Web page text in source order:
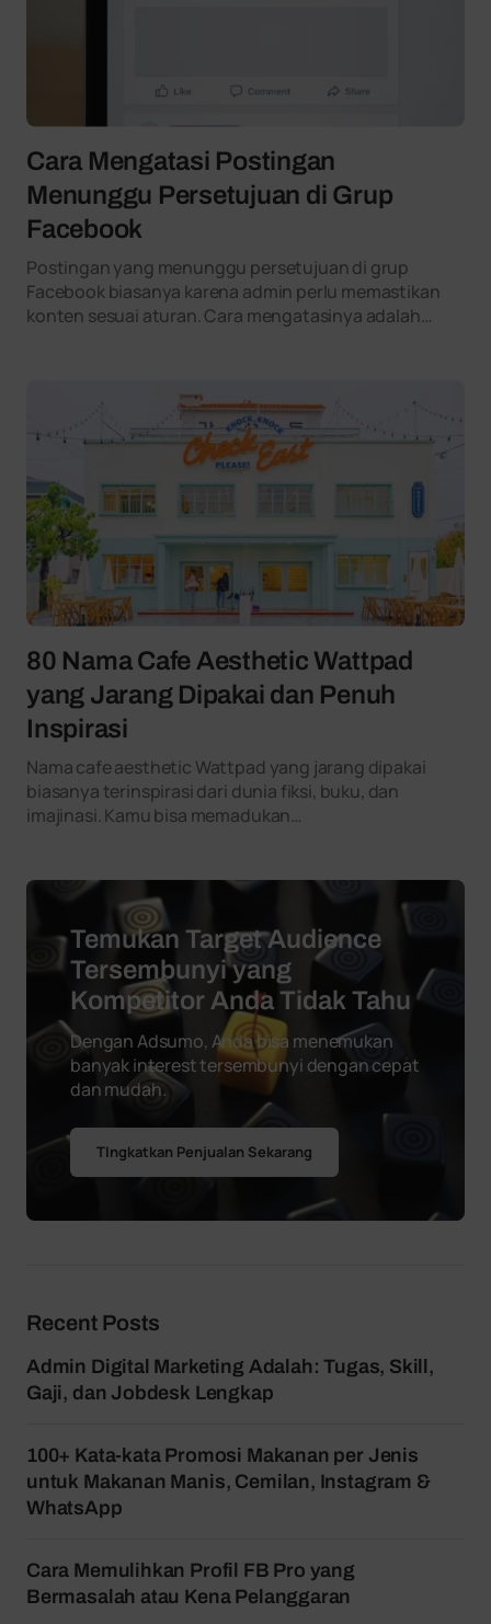
Cara Mengatasi Postingan
Menunggu Persetujuan di Grup
Facebook
Postingan yang menunggu persetujuan di grup
Facebook biasanya karena admin perlu memastikan
konten sesuai aturan. Cara mengatasinya adalah…
80 Nama Cafe Aesthetic Wattpad
yang Jarang Dipakai dan Penuh
Inspirasi
Nama cafe aesthetic Wattpad yang jarang dipakai
biasanya terinspirasi dari dunia fiksi, buku, dan
imajinasi. Kamu bisa memadukan…
Temukan Target Audience
Tersembunyi yang
Kompetitor Anda Tidak Tahu
Dengan Adsumo, Anda bisa menemukan
banyak interest tersembunyi dengan cepat
dan mudah.
TIngkatkan Penjualan Sekarang
Recent Posts
Admin Digital Marketing Adalah: Tugas, Skill,
Gaji, dan Jobdesk Lengkap
100+ Kata-kata Promosi Makanan per Jenis
untuk Makanan Manis, Cemilan, Instagram &
WhatsApp
Cara Memulihkan Profil FB Pro yang
Bermasalah atau Kena Pelanggaran